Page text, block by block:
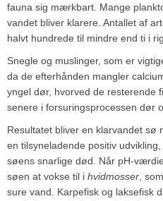
fauna sig mærkbart. Mange
vandet bliver klarere. Antallet af
halvt hundrede til mindre end ti i
Snegle og muslinger, som er
da de efterhånden mangler
yngel dør, hvorved de
senere i forsuringsprocessen dør
Resultatet bliver en klarvandet sø
en tilsyneladende positiv
søens snarlige død. Når pH-
søen at vokse til i hvidmosser,
sure vand. Karpefisk og laksefisk